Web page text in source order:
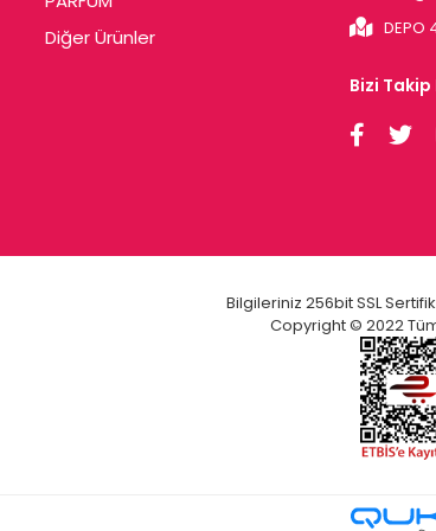
Diğer Ürünler
Bizi Takip
Bilgileriniz 256bit SSL
Copyright © 2022